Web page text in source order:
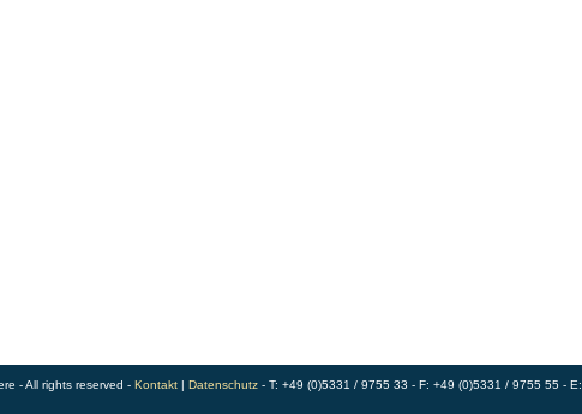
- All rights reserved - Kontakt| Datenschutz- T: +49 (0)5331 / 9755 33 - F: +49 (0)5331 / 9755 55 - E: